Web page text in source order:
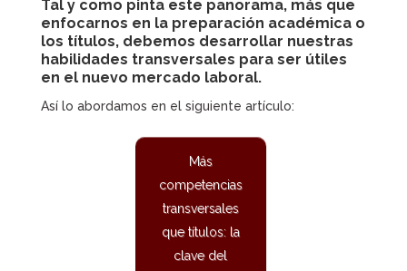
Tal y como pinta este panorama, más que
enfocarnos en la preparación académica o
los títulos, debemos desarrollar nuestras
habilidades transversales para ser útiles
en el nuevo mercado laboral.
Así lo abordamos en el siguiente artículo:
Más
competencias
transversales
que títulos: la
clave del